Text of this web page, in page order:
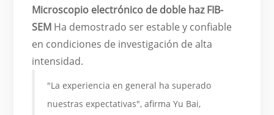
Microscopio electrónico de doble haz FIB-
SEM Ha demostrado ser estable y confiable
en condiciones de investigación de alta
intensidad.
"La experiencia en general ha superado
nuestras expectativas", afirma Yu Bai,